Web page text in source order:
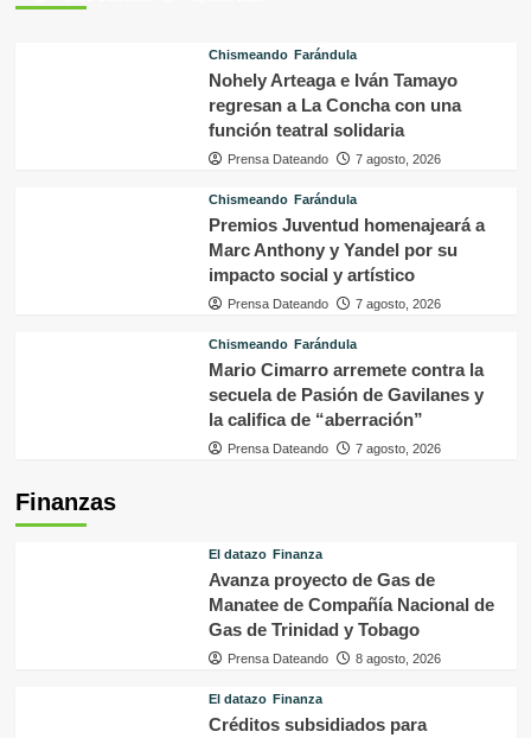
Chismeando Farándula
Nohely Arteaga e Iván Tamayo
regresan a La Concha con una
función teatral solidaria
Prensa Dateando 7 agosto, 2026
Chismeando Farándula
Premios Juventud homenajeará a
Marc Anthony y Yandel por su
impacto social y artístico
Prensa Dateando 7 agosto, 2026
Chismeando Farándula
Mario Cimarro arremete contra la
secuela de Pasión de Gavilanes y
la califica de “aberración”
Prensa Dateando 7 agosto, 2026
Finanzas
El datazo Finanza
Avanza proyecto de Gas de
Manatee de Compañía Nacional de
Gas de Trinidad y Tobago
Prensa Dateando 8 agosto, 2026
El datazo Finanza
Créditos subsidiados para